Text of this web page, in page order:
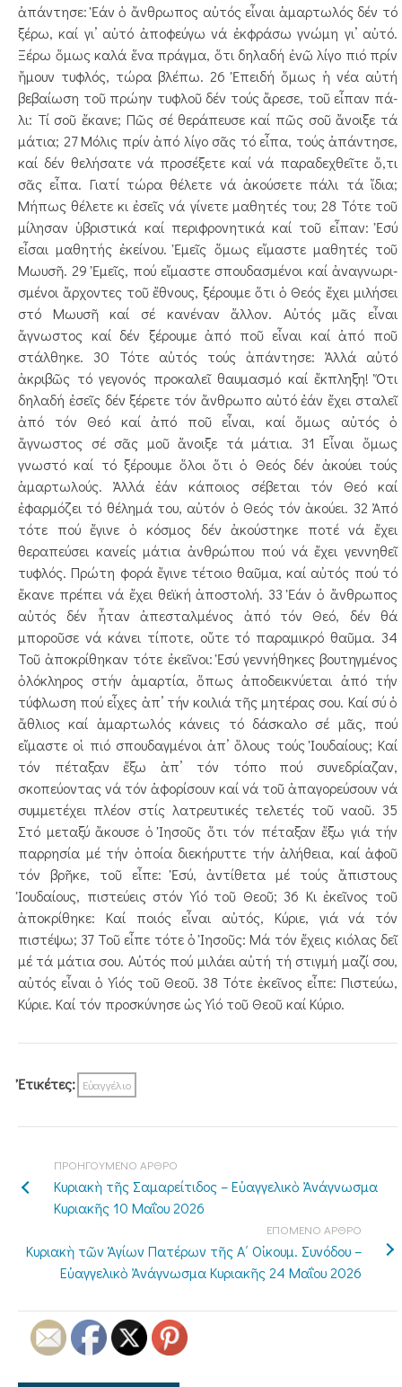
ἀπάντησε: Ἐάν ὁ ἄν­θρωπος αὐ­τός εἶναι ἁμαρτωλός δέν τό
ξέρω, καί γι’ αὐτό ἀπο­φεύ­γω νά ἐκ­φράσω γνώμη γι’ αὐτό.
Ξέρω ὅμως καλά ἕνα πράγμα, ὅτι δηλαδή ἐνῶ λίγο πιό πρίν
ἤμουν τυφλός, τώ­ρα βλέ­πω. 26 Ἐπειδή ὅμως ἡ νέα αὐτή
βεβαίωση τοῦ πρώην τυ­φλοῦ δέν τούς ἄρεσε, τοῦ εἶπαν πά­
λι: Τί σοῦ ἔκανε; Πῶς σέ θεράπευσε καί πῶς σοῦ ἄνοιξε τά
μάτια; 27 Μόλις πρίν ἀπό λίγο σᾶς τό εἶπα, τούς ἀπάντησε,
καί δέν θελήσατε νά προσέξετε καί νά παραδε­χθεῖ­τε ὅ,τι
σᾶς εἶπα. Γιατί τώρα θέλετε νά ἀκούσετε πάλι τά ἴδι­­α;
Μήπως θέλετε κι ἐσεῖς νά γίνετε μαθητές του; 28 Τότε τοῦ
μίλησαν ὑβριστικά καί περιφρονητι­κά καί τοῦ εἶπαν: Ἐσύ
εἶσαι μαθητής ἐκείνου. Ἐμεῖς ὅμως εἴμα­στε μαθητές τοῦ
Μωυσῆ. 29 Ἐμεῖς, πού εἴμαστε σπουδασμένοι καί ἀναγνω­ρι­
σμέ­­νοι ἄρχοντες τοῦ ἔθνους, ξέρουμε ὅτι ὁ Θεός ἔχει μιλήσει
στό Μωυσῆ καί σέ κανέναν ἄλλον. Αὐτός μᾶς εἶναι
ἄγνωστος καί δέν ξέρουμε ἀπό ποῦ εἶναι καί ἀπό ποῦ
στάλθηκε. 30 Τότε αὐτός τούς ἀπάντησε: Ἀλλά αὐτό
ἀκριβῶς τό γεγονός προκαλεῖ θαυμασμό καί ἔκ­πλη­ξη! Ὅτι
δηλαδή ἐσεῖς δέν ξέρετε τόν ἄνθρωπο αὐτό ἐάν ἔχει σταλεῖ
ἀπό τόν Θεό καί ἀπό ποῦ εἶναι, καί ὅμως αὐτός ὁ
ἄγνωστος σέ σᾶς μοῦ ἄνοιξε τά μάτια. 31 Εἶναι ὅμως
γνωστό καί τό ξέρουμε ὅλοι ὅτι ὁ Θεός δέν ἀκούει τούς
ἁμαρτωλούς. Ἀλλά ἐάν κάποιος σέβεται τόν Θεό καί
ἐφαρμόζει τό θέλημά του, αὐτόν ὁ Θεός τόν ἀκούει. 32 Ἀπό
τότε πού ἔγινε ὁ κόσμος δέν ἀκούστηκε ποτέ νά ἔχει
θεραπεύσει κανείς μάτια ἀνθρώπου πού νά ἔχει γεννη­θεῖ
τυφλός. Πρώτη φορά ἔγινε τέτοιο θαῦμα, καί αὐτός πού τό
ἔκανε πρέπει νά ἔχει θεϊκή ἀποστολή. 33 Ἐάν ὁ ἄνθρωπος
αὐτός δέν ἦταν ἀπεσταλμένος ἀπό τόν Θεό, δέν θά
μποροῦσε νά κάνει τίποτε, οὔτε τό παραμικρό θαῦμα. 34
Τοῦ ἀποκρίθηκαν τότε ἐκεῖνοι: Ἐσύ γεννήθηκες βουτηγμένος
ὁλόκληρος στήν ἁμαρτία, ὅπως ἀποδεικνύεται ἀπό τήν
τύφλωση πού εἶχες ἀπ’ τήν κοιλιά τῆς μητέρας σου. Καί σύ ὁ
ἄθλιος καί ἁμαρτωλός κάνεις τό δάσκαλο σέ μᾶς, πού
εἴμαστε οἱ πιό σπουδαγμένοι ἀπ’ ὅλους τούς Ἰουδαίους; Καί
τόν πέταξαν ἔξω ἀπ’ τόν τόπο πού συ­­νεδρί­α­­­­­­ζαν,
σκοπεύοντας νά τόν ἀφορίσουν καί νά τοῦ ἀπα­γο­­­ρεύσουν νά
συμμετέχει πλέον στίς λατρευτικές τελετές τοῦ ναοῦ. 35
Στό μεταξύ ἄκουσε ὁ Ἰησοῦς ὅτι τόν πέταξαν ἔξω γιά τήν
παρρησία μέ τήν ὁποία διεκήρυττε τήν ἀλήθεια, καί ἀφοῦ
τόν βρῆκε, τοῦ εἶπε: Ἐσύ, ἀντίθετα μέ τούς ἄπι­­στους
Ἰουδαίους, πιστεύεις στόν Υἱό τοῦ Θεοῦ; 36 Κι ἐκεῖνος τοῦ
ἀποκρίθηκε: Καί ποιός εἶναι αὐτός, Κύριε, γιά νά τόν
πιστέψω; 37 Τοῦ εἶπε τότε ὁ Ἰησοῦς: Μά τόν ἔχεις κιόλας δεῖ
μέ τά μάτια σου. Αὐτός πού μιλάει αὐτή τή στιγμή μαζί σου,
αὐτός εἶναι ὁ Υἱός τοῦ Θεοῦ. 38 Τότε ἐκεῖνος εἶπε: Πιστεύω,
Κύριε. Καί τόν προσκύνησε ὡς Υἱό τοῦ Θεοῦ καί Κύριο.
Ἐτικέτες: Εὐαγγέλιο
ΠΡΟΗΓΟΥΜΕΝΟ ΑΡΘΡΟ
Κυριακὴ τῆς Σαμαρείτιδος – Εὐαγγελικὸ Ἀνάγνωσμα
Κυριακῆς 10 Μαΐου 2026
ΕΠΟΜΕΝΟ ΑΡΘΡΟ
Κυριακὴ τῶν Ἁγίων Πατέρων τῆς Α΄ Οἰκουμ. Συνόδου –
Εὐαγγελικὸ Ἀνάγνωσμα Κυριακῆς 24 Μαΐου 2026